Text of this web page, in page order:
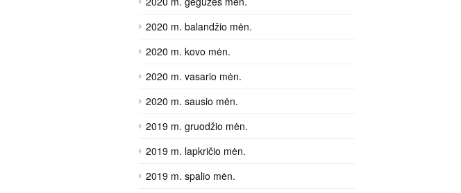
2020 m. balandžio mėn.
2020 m. kovo mėn.
2020 m. vasario mėn.
2020 m. sausio mėn.
2019 m. gruodžio mėn.
2019 m. lapkričio mėn.
2019 m. spalio mėn.